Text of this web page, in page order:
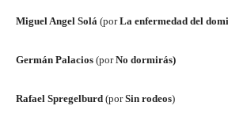
Miguel Angel Solá (porLa enfermedad del
Germán Palacios (porNo dormirás)
Rafael Spregelburd (porSin rodeos)